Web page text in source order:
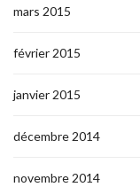
mars 2015
février 2015
janvier 2015
décembre 2014
novembre 2014